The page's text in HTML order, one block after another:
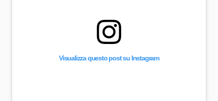
Visualizza questo post su Instagram